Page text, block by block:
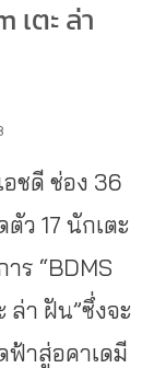
เตะ ล่า
ชดี ช่อง 36
ว 17 นักเตะ
ร “BDMS
ล่า ฝัน”ซึ่งจะ
ฟ้าสู่อคาเดมี